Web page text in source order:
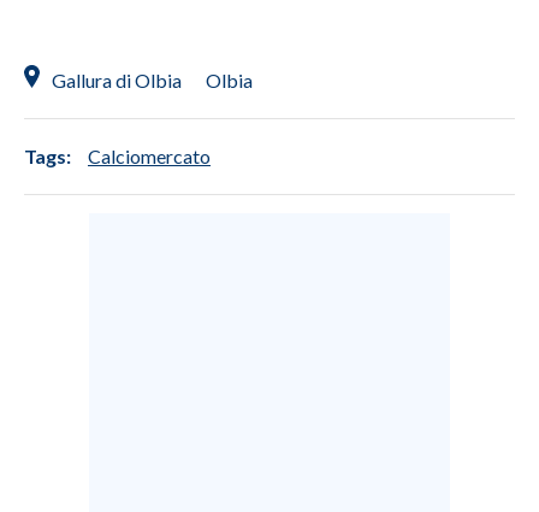
Gallura di Olbia Olbia
Tags: Calciomercato